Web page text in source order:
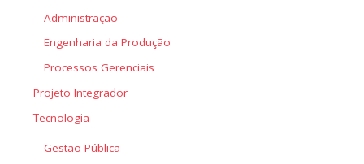
Administração
Engenharia da Produção
Processos Gerenciais
Projeto Integrador
Tecnologia
Gestão Pública